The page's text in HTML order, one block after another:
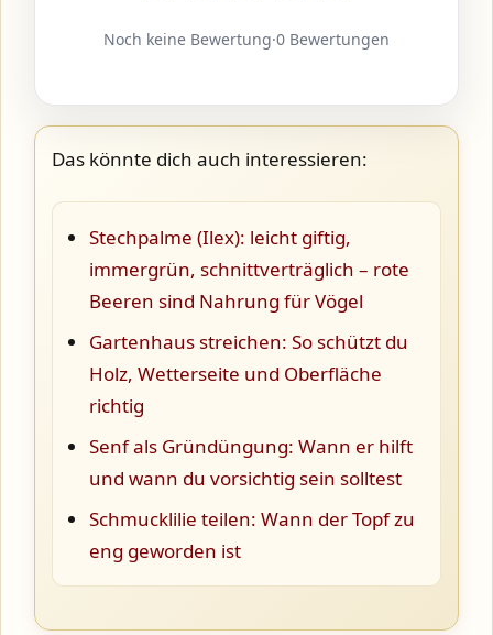
Noch keine Bewertung·0 Bewertungen
Das könnte dich auch interessieren:
Stechpalme (Ilex): leicht giftig,
immergrün, schnittverträglich – rote
Beeren sind Nahrung für Vögel
Gartenhaus streichen: So schützt du
Holz, Wetterseite und Oberfläche
richtig
Senf als Gründüngung: Wann er hilft
und wann du vorsichtig sein solltest
Schmucklilie teilen: Wann der Topf zu
eng geworden ist